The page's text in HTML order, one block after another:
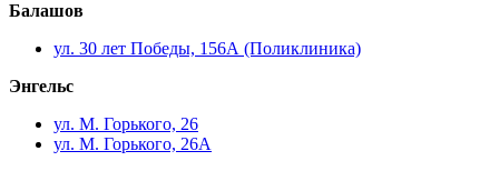
Балашов
ул. 30 лет Победы, 156А (Поликлиника)
Энгельс
ул. М. Горького, 26
ул. М. Горького, 26А